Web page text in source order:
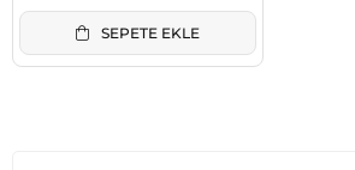
SEPETE EKLE